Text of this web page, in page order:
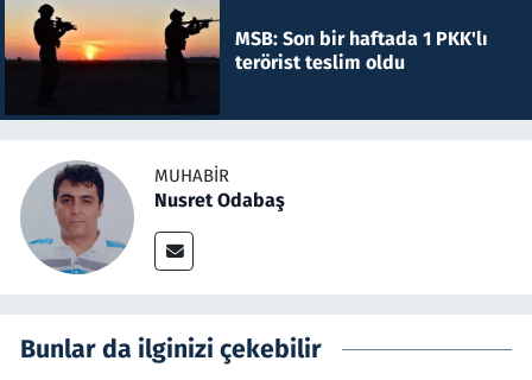
MSB: Son bir haftada 1 PKK'lı
terörist teslim oldu
MUHABIR
Nusret Odabaş
Bunlar da ilginizi çekebilir